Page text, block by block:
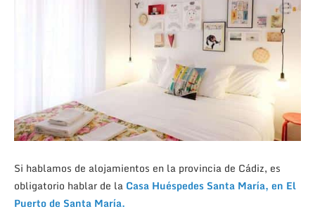
Si hablamos de alojamientos en la provincia de Cádiz, es
obligatorio hablar de la Casa Huéspedes Santa María, en El
Puerto de Santa María.